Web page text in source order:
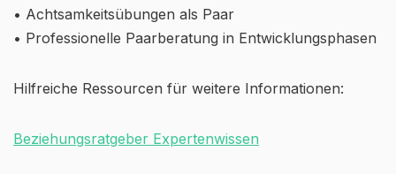
• Achtsamkeitsübungen als Paar
• Professionelle Paarberatung in Entwicklungsphasen
Hilfreiche Ressourcen für weitere Informationen:
Beziehungsratgeber Expertenwissen